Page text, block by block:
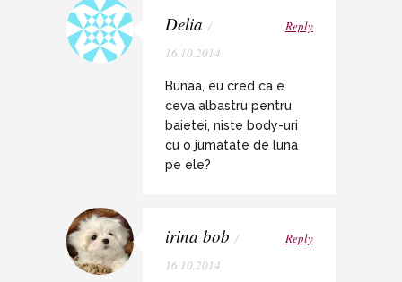
Delia /
16.10.2014
Reply
Bunaa, eu cred ca e
ceva albastru pentru
baietei, niste body-uri
cu o jumatate de luna
pe ele?
irina bob /
16.10.2014
Reply